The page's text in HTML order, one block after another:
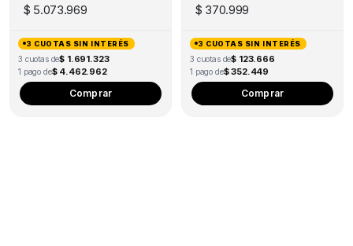
$ 5.073.969
3 CUOTAS SIN INTERÉS
3 cuotas de$ 1.691.323
1 pago de$ 4.462.962
Comprar
$ 370.999
3 CUOTAS SIN INTERÉS
3 cuotas de$ 123.666
1 pago de$ 352.449
Comprar